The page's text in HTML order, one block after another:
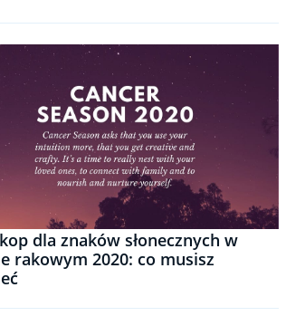
dla znaków słonecznych w
rakowym 2020: co musisz